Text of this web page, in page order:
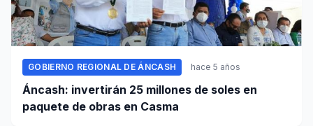
GOBIERNO REGIONAL DE ÁNCASH hace 5 años
Áncash: invertirán 25 millones de soles en
paquete de obras en Casma